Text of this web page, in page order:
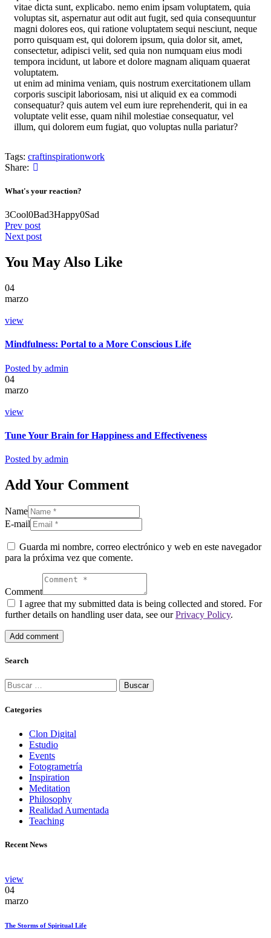
vitae dicta sunt, explicabo. nemo enim ipsam voluptatem, quia
voluptas sit, aspernatur aut odit aut fugit, sed quia consequuntur
magni dolores eos, qui ratione voluptatem sequi nesciunt, neque
porro quisquam est, qui dolorem ipsum, quia dolor sit, amet,
consectetur, adipisci velit, sed quia non numquam eius modi
tempora incidunt, ut labore et dolore magnam aliquam quaerat
voluptatem.
ut enim ad minima veniam, quis nostrum exercitationem ullam
corporis suscipit laboriosam, nisi ut aliquid ex ea commodi
consequatur? quis autem vel eum iure reprehenderit, qui in ea
voluptate velit esse, quam nihil molestiae consequatur, vel
illum, qui dolorem eum fugiat, quo voluptas nulla pariatur?
Tags: craftinspirationwork
Share:
What's your reaction?
3Cool0Bad3Happy0Sad
Prev post
Next post
You May Also Like
04
marzo
view
Mindfulness: Portal to a More Conscious Life
Posted by admin
04
marzo
view
Tune Your Brain for Happiness and Effectiveness
Posted by admin
Add Your Comment
Name
E-mail
Guarda mi nombre, correo electrónico y web en este navegador
para la próxima vez que comente.
Comment
I agree that my submitted data is being collected and stored. For
further details on handling user data, see ourPrivacy Policy.
Search
Categories
Clon Digital
Estudio
Events
Fotogrametría
Inspiration
Meditation
Philosophy
Realidad Aumentada
Teaching
Recent News
view
04
marzo
The Storms of Spiritual Life